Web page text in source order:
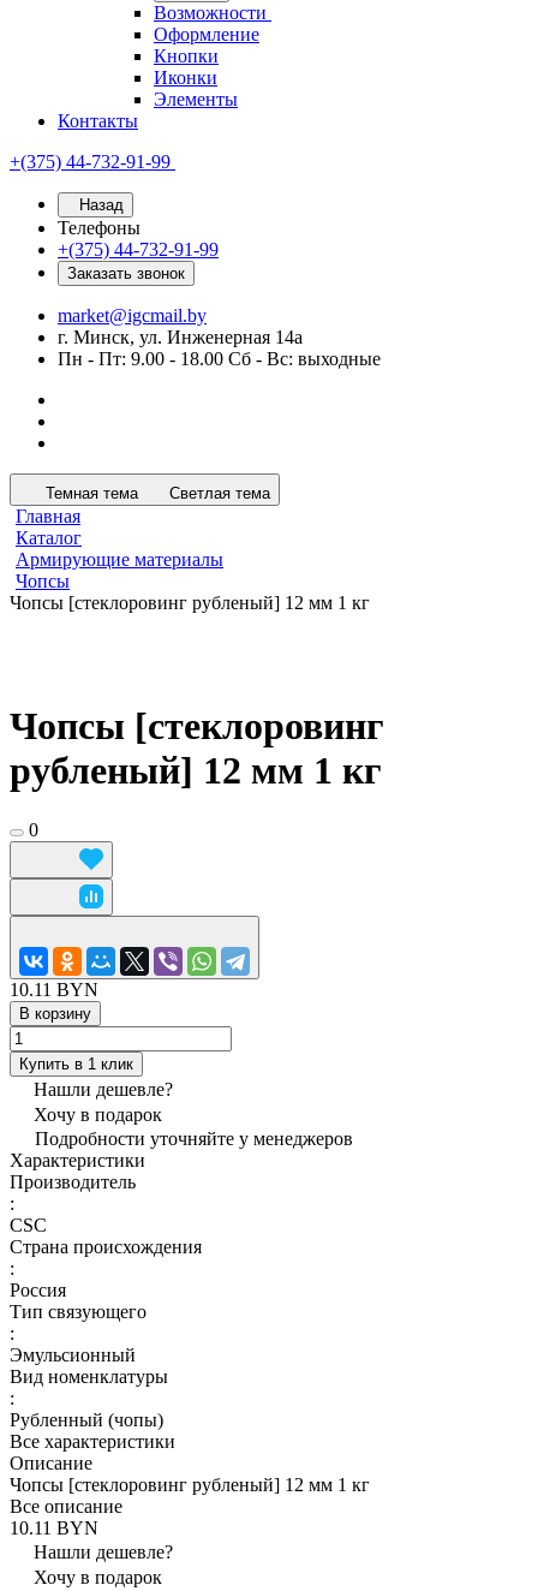
Возможности
Оформление
Кнопки
Иконки
Элементы
Контакты
+(375) 44-732-91-99
Назад
Телефоны
+(375) 44-732-91-99
Заказать звонок
market@igcmail.by
г. Минск, ул. Инженерная 14а
Пн - Пт: 9.00 - 18.00 Сб - Вс: выходные
Темная тема Светлая тема
Главная
Каталог
Армирующие материалы
Чопсы
Чопсы [стеклоровинг рубленый] 12 мм 1 кг
Чопсы [стеклоровинг
рубленый] 12 мм 1 кг
0
10.11 BYN
В корзину
Купить в 1 клик
Нашли дешевле?
Хочу в подарок
Подробности уточняйте у менеджеров
Характеристики
Производитель
:
CSC
Страна происхождения
:
Россия
Тип связующего
:
Эмульсионный
Вид номенклатуры
:
Рубленный (чопы)
Все характеристики
Описание
Чопсы [стеклоровинг рубленый] 12 мм 1 кг
Все описание
10.11 BYN
Нашли дешевле?
Хочу в подарок